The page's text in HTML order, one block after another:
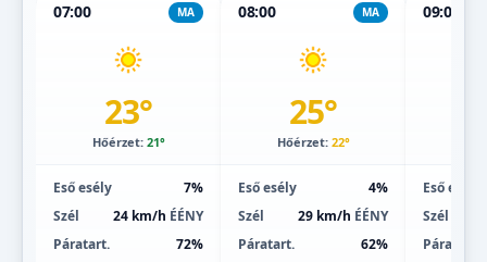
07:00 MA
23°
Hőérzet: 21°
Eső esély
7%
Szél
24 km/h ÉÉNY
Páratart.
72%
08:00 MA
25°
Hőérzet: 22°
Eső esély
4%
Szél
29 km/h ÉÉNY
Páratart.
62%
09:00
Eső esély
Szél
Páratart.